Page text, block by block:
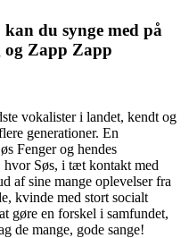
du synge med på
og Zapp Zapp
vokalister i landet, kendt og
generationer. En
Fenger og hendes
Søs, i tæt kontakt med
af sine mange oplevelser fra
kvinde med stort socialt
gøre en forskel i samfundet,
de mange, gode sange!